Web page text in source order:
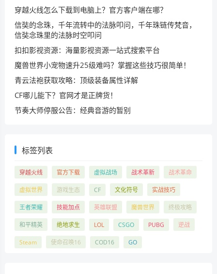
穿越火线怎么下载到电脑上？官方客户端在哪？
信奘的念珠，千年流转中的法脉叩问，千年珠链传梵音，
信奘念珠里的法脉时空叩问
扣扣影视资源：海量影视资源一站式搜索平台
魔兽世界小宠物速升25级难吗？掌握这些技巧很简单！
青云法袍获取攻略：顶级装备属性详解
CF哪儿能下？官网才是正牌货！
节奏大师停服公告：经典音游的暂别
标签列表
穿越火线 官方下载 虚拟战场 战术革新 战术革命
虚拟世界 游戏生态 CF 文化符号 实战技巧
王者荣耀 技能加点 英雄联盟 魔兽世界 终极攻略
和平精英 绝地求生 LOL CSGO PUBG 逆战
Steam 使命召唤16 COD16 GO